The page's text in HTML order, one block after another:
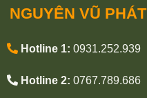
NGUYÊN VŨ PHÁT
Hotline 1: 0931.252.939
Hotline 2: 0767.789.686